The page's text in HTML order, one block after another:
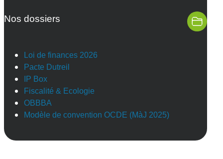
Nos dossiers
Loi de finances 2026
Pacte Dutreil
IP Box
Fiscalité & Ecologie
OBBBA
Modèle de convention OCDE (MàJ 2025)